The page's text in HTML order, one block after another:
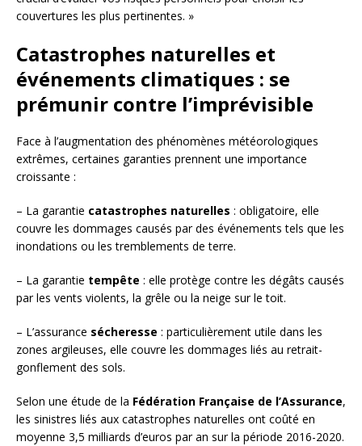
couvertures les plus pertinentes. »
Catastrophes naturelles et
événements climatiques : se
prémunir contre l’imprévisible
Face à l’augmentation des phénomènes météorologiques
extrêmes, certaines garanties prennent une importance
croissante :
– La garantie catastrophes naturelles : obligatoire, elle
couvre les dommages causés par des événements tels que les
inondations ou les tremblements de terre.
– La garantie tempête : elle protège contre les dégâts causés
par les vents violents, la grêle ou la neige sur le toit.
– L’assurance sécheresse : particulièrement utile dans les
zones argileuses, elle couvre les dommages liés au retrait-
gonflement des sols.
Selon une étude de la Fédération Française de l’Assurance,
les sinistres liés aux catastrophes naturelles ont coûté en
moyenne 3,5 milliards d’euros par an sur la période 2016-2020.